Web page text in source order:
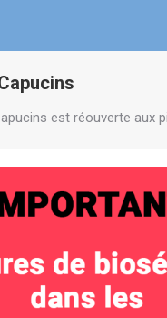
est réouverte aux